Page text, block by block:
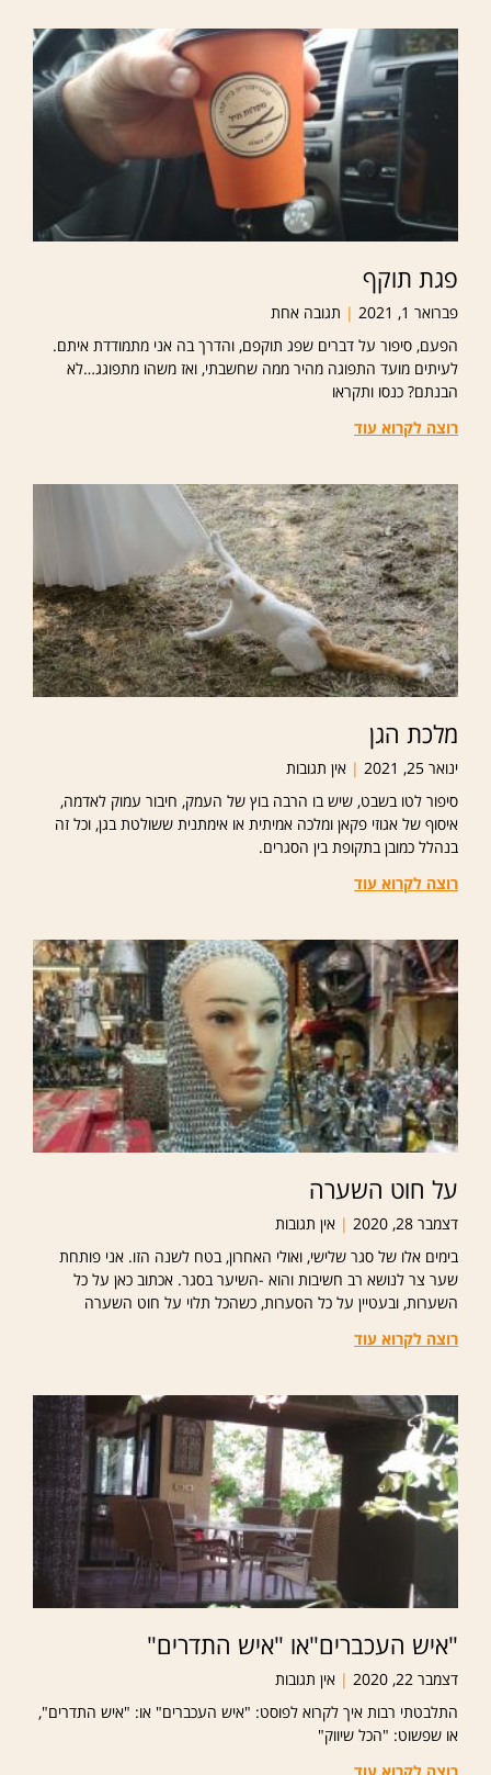
פגת תוקף
פברואר 1, 2021
תגובה אחת
הפעם, סיפור על דברים שפג תוקפם, והדרך בה אני מתמודדת איתם.
לעיתים מועד התפוגה מהיר ממה שחשבתי, ואז משהו מתפוגג…לא
הבנתם? כנסו ותקראו
רוצה לקרוא עוד
מלכת הגן
ינואר 25, 2021
אין תגובות
סיפור לטו בשבט, שיש בו הרבה בוץ של העמק, חיבור עמוק לאדמה,
איסוף של אגוזי פקאן ומלכה אמיתית או אימתנית ששולטת בגן, וכל זה
בנהלל כמובן בתקופת בין הסגרים.
רוצה לקרוא עוד
על חוט השערה
דצמבר 28, 2020
אין תגובות
בימים אלו של סגר שלישי, ואולי האחרון, בטח לשנה הזו. אני פותחת
שער צר לנושא רב חשיבות והוא -השיער בסגר. אכתוב כאן על כל
השערות, ובעטיין על כל הסערות, כשהכל תלוי על חוט השערה
רוצה לקרוא עוד
"איש העכברים"או "איש התדרים"
דצמבר 22, 2020
אין תגובות
התלבטתי רבות איך לקרוא לפוסט: "איש העכברים" או: "איש התדרים",
או שפשוט: "הכל שיווק"